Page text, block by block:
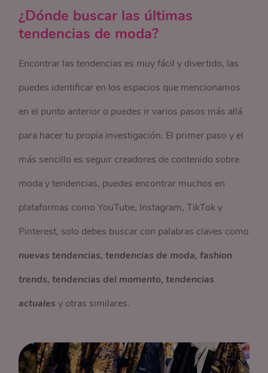
¿Dónde buscar las últimas
tendencias de moda?
Encontrar las tendencias es muy fácil y divertido, las
puedes identificar en los espacios que mencionamos
en el punto anterior o puedes ir varios pasos más allá
para hacer tu propia investigación. El primer paso y el
más sencillo es seguir creadores de contenido sobre
moda y tendencias, puedes encontrar muchos en
plataformas como YouTube, Instagram, TikTok y
Pinterest, solo debes buscar con palabras claves como
nuevas tendencias, tendencias de moda, fashion
trends, tendencias del momento, tendencias
actuales y otras similares.